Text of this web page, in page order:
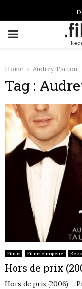
PRIMARY
Home Audrey Tautou
Tag :
Filme Filme europene
Hors de prix
Hors de prix (2006) –